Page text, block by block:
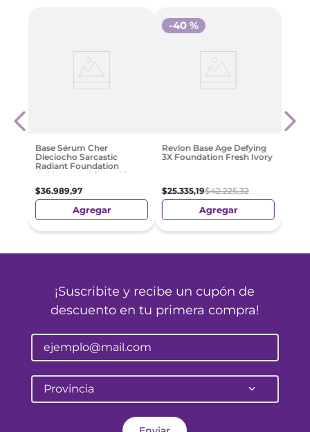
Base Sérum Cher
Dieciocho Sarcastic
Radiant Foundation
Golden Macchiato 425
$36.989,97
Agregar
Revlon Base Age Defying
3X Foundation Fresh Ivory
$25.335,19$42.225,32
-40 %
Agregar
253
¡Suscribite y recibe un cupón de
descuento en tu primera compra!
Provincia